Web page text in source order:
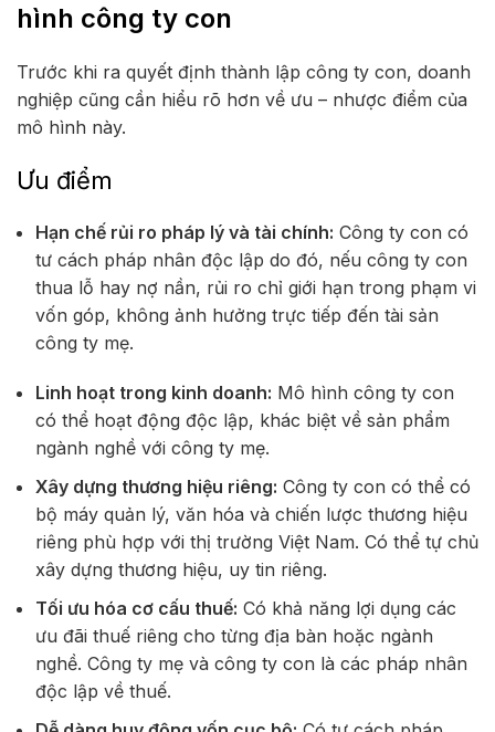
hình công ty con
Trước khi ra quyết định thành lập công ty con, doanh
nghiệp cũng cần hiểu rõ hơn về ưu – nhược điểm của
mô hình này.
Ưu điểm
Hạn chế rủi ro pháp lý và tài chính: Công ty con có
tư cách pháp nhân độc lập do đó, nếu công ty con
thua lỗ hay nợ nần, rủi ro chỉ giới hạn trong phạm vi
vốn góp, không ảnh hưởng trực tiếp đến tài sản
công ty mẹ.
Linh hoạt trong kinh doanh: Mô hình công ty con
có thể hoạt động độc lập, khác biệt về sản phẩm
ngành nghề với công ty mẹ.
Xây dựng thương hiệu riêng: Công ty con có thể có
bộ máy quản lý, văn hóa và chiến lược thương hiệu
riêng phù hợp với thị trường Việt Nam. Có thể tự chủ
xây dựng thương hiệu, uy tin riêng.
Tối ưu hóa cơ cấu thuế: Có khả năng lợi dụng các
ưu đãi thuế riêng cho từng địa bàn hoặc ngành
nghề. Công ty mẹ và công ty con là các pháp nhân
độc lập về thuế.